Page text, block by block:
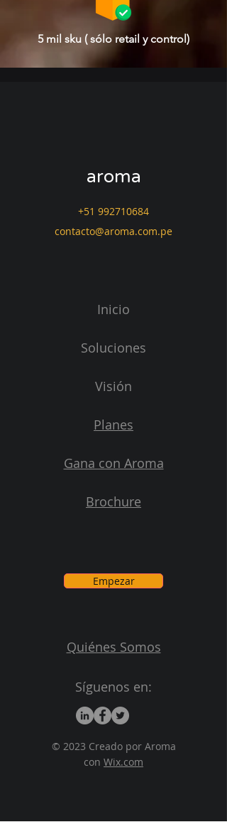
5 mil sku ( sólo retail y control)
aroma
+51 992710684
contacto@aroma.com.pe
Inicio
Soluciones
Visión
Planes
Gana con Aroma
Brochure
Empezar
Quiénes Somos
Síguenos en:
© 2023 Creado por Aroma
con Wix.com